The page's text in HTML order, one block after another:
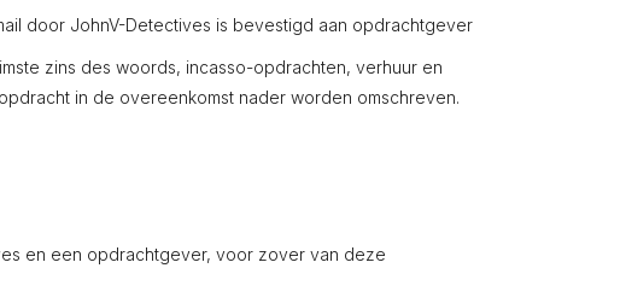
door JohnV-Detectives is bevestigd aan opdrachtgever
zins des woords, incasso-opdrachten, verhuur en
in de overeenkomst nader worden omschreven.
en een opdrachtgever, voor zover van deze